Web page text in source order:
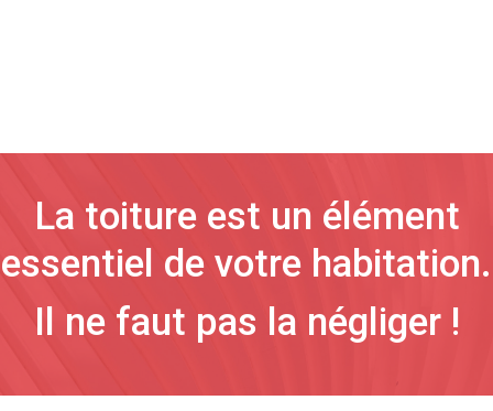
La toiture est un élément
essentiel de votre habitation.
Il ne faut pas la négliger !